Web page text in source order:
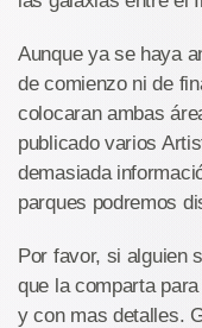
Aunque ya se haya
de comienzo ni de
colocaran ambas
publicado varios
demasiada
parques podremos
Por favor, si alguien
que la comparta
y con mas detalles.